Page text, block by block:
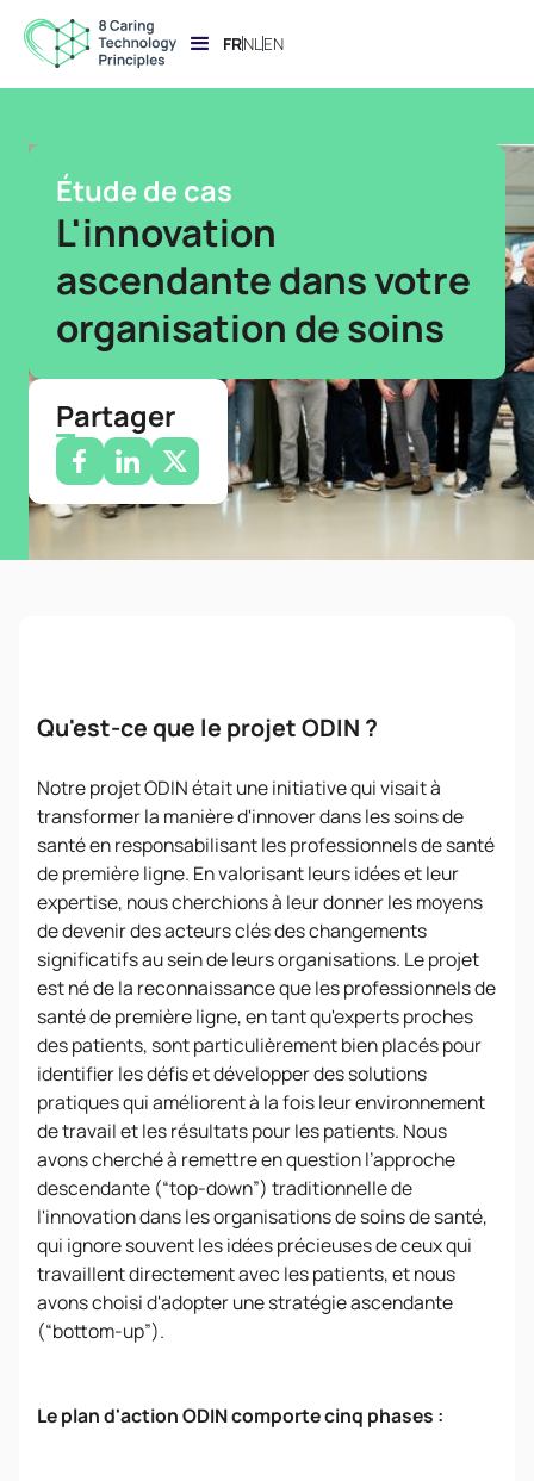
FRNLEN
Étude de cas
L'innovation
ascendante dans votre
organisation de soins
Partager
Qu'est-ce que le projet ODIN ?
Notre projet ODIN était une initiative qui visait à
transformer la manière d'innover dans les soins de
santé en responsabilisant les professionnels de santé
de première ligne. En valorisant leurs idées et leur
expertise, nous cherchions à leur donner les moyens
de devenir des acteurs clés des changements
significatifs au sein de leurs organisations. Le projet
est né de la reconnaissance que les professionnels de
santé de première ligne, en tant qu'experts proches
des patients, sont particulièrement bien placés pour
identifier les défis et développer des solutions
pratiques qui améliorent à la fois leur environnement
de travail et les résultats pour les patients. Nous
avons cherché à remettre en question l’approche
descendante (“top-down”) traditionnelle de
l'innovation dans les organisations de soins de santé,
qui ignore souvent les idées précieuses de ceux qui
travaillent directement avec les patients, et nous
avons choisi d'adopter une stratégie ascendante
(“bottom-up”).
Le plan d'action ODIN comporte cinq phases :